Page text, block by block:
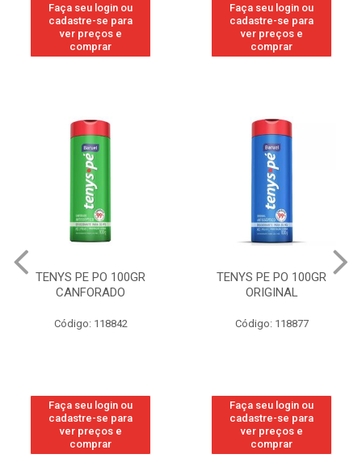
Faça seu login ou
cadastre-se para
ver preços e
comprar
Faça seu login ou
cadastre-se para
ver preços e
comprar
TENYS PE PO 100GR
CANFORADO
Código: 118842
Faça seu login ou
cadastre-se para
ver preços e
comprar
TENYS PE PO 100GR
ORIGINAL
Código: 118877
Faça seu login ou
cadastre-se para
ver preços e
comprar